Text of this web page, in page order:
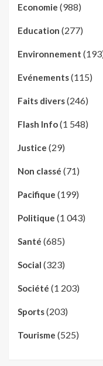
Economie (988)
Education (277)
Environnement
Evénements(115)
Faits divers(246)
Flash Info(1 548)
Justice (29)
Non classé (71)
Pacifique (199)
Politique (1 043)
Santé (685)
Social (323)
Société (1 203)
Sports(203)
Tourisme (525)